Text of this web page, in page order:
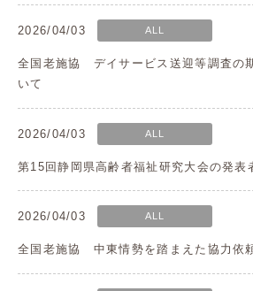
2026/04/03 ALL
全国老施協 デイサービス送迎等調査の
いて
2026/04/03 ALL
第15回静岡県高齢者福祉研究大会の発表
2026/04/03 ALL
全国老施協 中東情勢を踏まえた協力依